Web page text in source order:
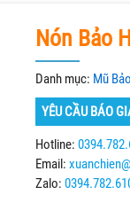
Nón Bảo
Danh mục: Mũ
YÊU CẦU BÁO
Hotline:
Email:
Zalo: